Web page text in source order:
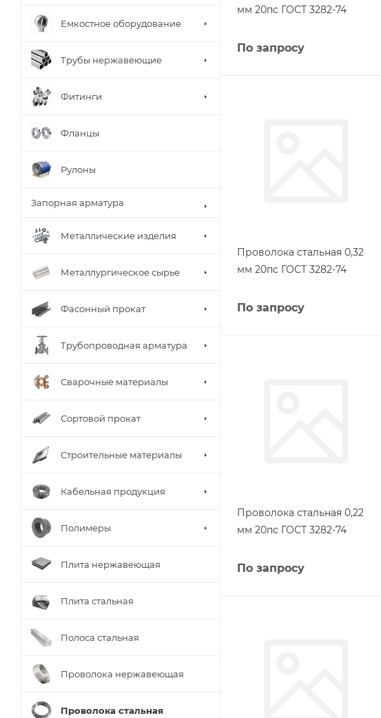
мм 20пс ГОСТ 3282-74
По запросу
Проволока стальная 0,32
мм 20пс ГОСТ 3282-74
По запросу
Проволока стальная 0,22
мм 20пс ГОСТ 3282-74
По запросу
Емкостное оборудование
Трубы нержавеющие
Фитинги
Фланцы
Рулоны
Запорная арматура
Металлические изделия
Металлургическое сырье
Фасонный прокат
Трубопроводная арматура
Сварочные материалы
Сортовой прокат
Строительные материалы
Кабельная продукция
Полимеры
Плита нержавеющая
Плита стальная
Полоса стальная
Проволока нержавеющая
Проволока стальная